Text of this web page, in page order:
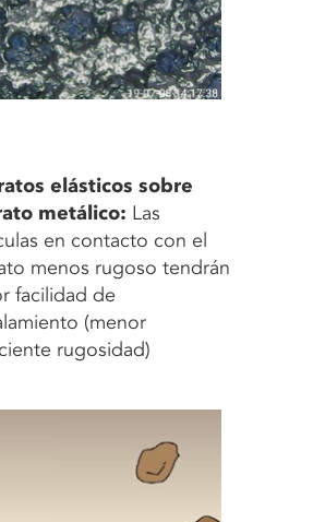
elásticos sobre
metálico: Las
en contacto con el
menos rugoso tendrán
facilidad de
(menor
rugosidad)